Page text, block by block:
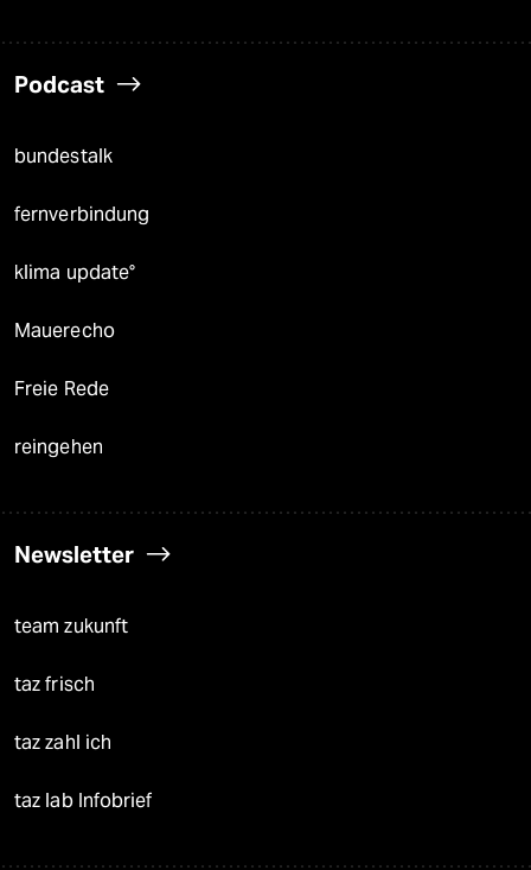
Podcast
bundestalk
fernverbindung
klima update°
Mauerecho
Freie Rede
reingehen
Newsletter
team zukunft
taz frisch
taz zahl ich
taz lab Infobrief